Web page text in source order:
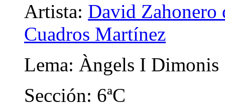
Artista: David Zahonero
Cuadros Martínez
Lema: Àngels I Dimonis
Sección: 6ªC